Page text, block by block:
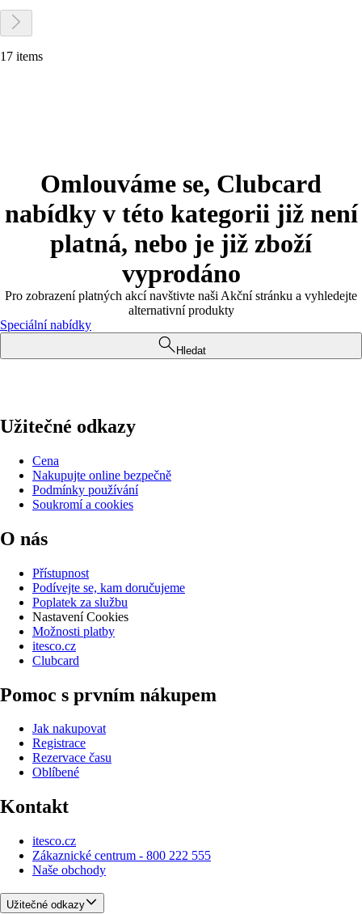
17 items
Omlouváme se, Clubcard
nabídky v této kategorii již není
platná, nebo je již zboží
vyprodáno
Pro zobrazení platných akcí navštivte naši Akční stránku a vyhledejte
alternativní produkty
Speciální nabídky
Hledat
Užitečné odkazy
Cena
Nakupujte online bezpečně
Podmínky používání
Soukromí a cookies
O nás
Přístupnost
Podívejte se, kam doručujeme
Poplatek za službu
Nastavení Cookies
Možnosti platby
itesco.cz
Clubcard
Pomoc s prvním nákupem
Jak nakupovat
Registrace
Rezervace času
Oblíbené
Kontakt
itesco.cz
Zákaznické centrum - 800 222 555
Naše obchody
Užitečné odkazy